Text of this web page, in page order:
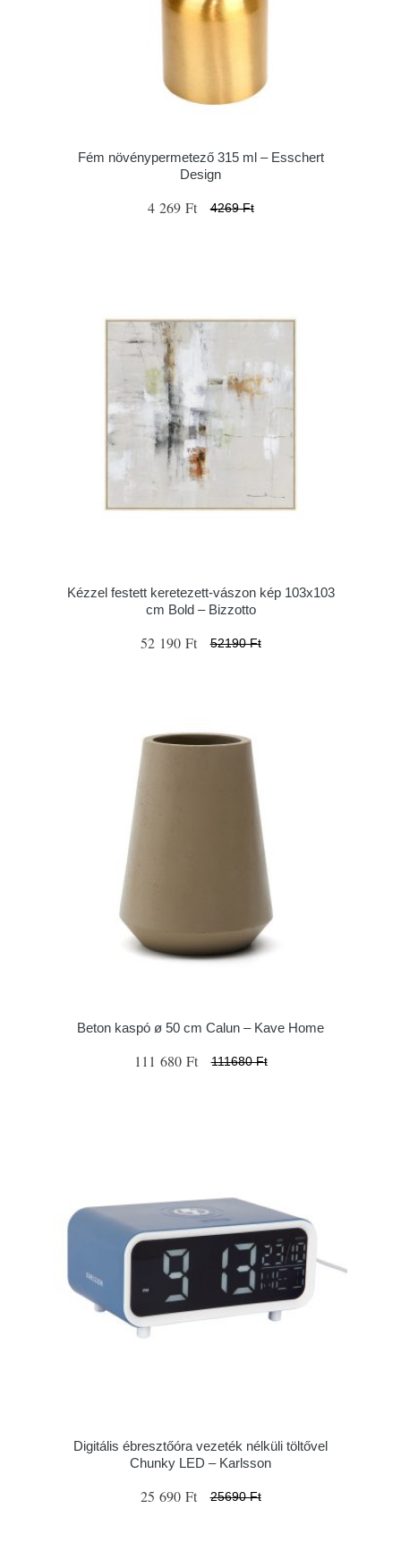
Fém növénypermetező 315 ml – Esschert
Design
4 269 Ft 4269 Ft
Kézzel festett keretezett-vászon kép 103x103
cm Bold – Bizzotto
52 190 Ft 52190 Ft
Beton kaspó ø 50 cm Calun – Kave Home
111 680 Ft 111680 Ft
Digitális ébresztőóra vezeték nélküli töltővel
Chunky LED – Karlsson
25 690 Ft 25690 Ft